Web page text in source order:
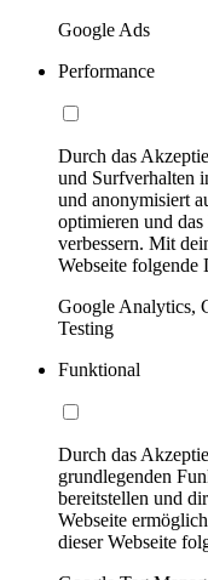
Google Ads
Performance
Durch das
und Surfverhalten
und anonymisiert
optimieren und
verbessern. Mit
Webseite folgende
Google Analytics,
Testing
Funktional
Durch das
grundlegenden
bereitstellen und
Webseite
dieser Webseite